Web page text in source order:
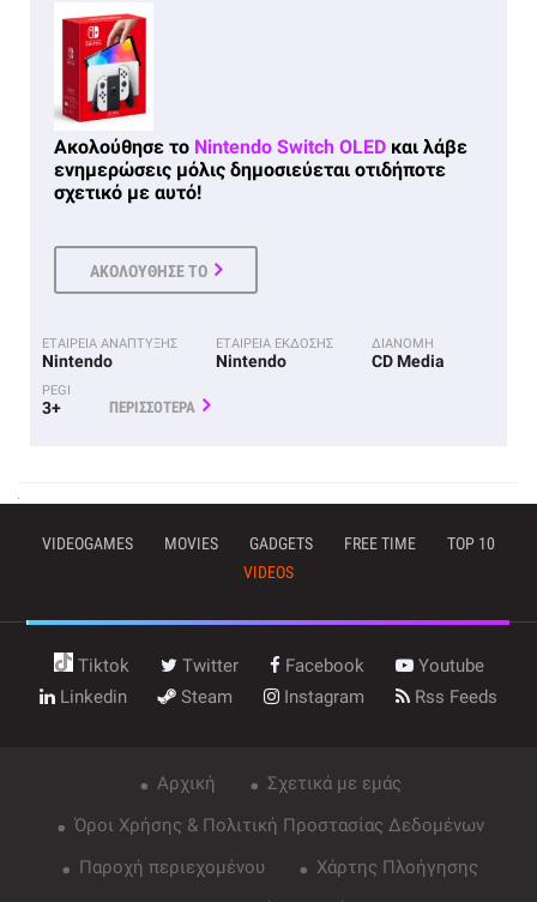
Ακολούθησε το Nintendo Switch OLED και λάβε
ενημερώσεις μόλις δημοσιεύεται οτιδήποτε
σχετικό με αυτό!
ΑΚΟΛΟΥΘΗΣΕ ΤΟ
ΕΤΑΙΡΕΙΑ ΑΝΑΠΤΥΞΗΣ
Nintendo
ΕΤΑΙΡΕΙΑ ΕΚΔΟΣΗΣ
Nintendo
ΔΙΑΝΟΜΗ
CD Media
PEGI
3+ ΠΕΡΙΣΣΟΤΕΡΑ
VIDEOGAMES MOVIES GADGETS FREE TIME
TOP 10
VIDEOS
Tiktok Twitter Facebook
Youtube
Linkedin
Steam Instagram Rss Feeds
Αρχική
Σχετικά με εμάς
Όροι Χρήσης & Πολιτική Προστασίας Δεδομένων
Παροχή περιεχομένου
Χάρτης Πλοήγησης